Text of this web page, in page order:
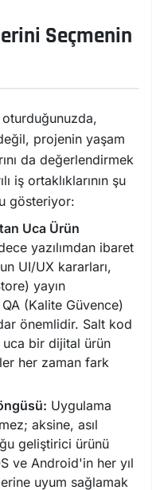
Seçmenin
oturduğunuzda,
projenin yaşam
da değerlendirmek
iş ortaklıklarının şu
gösteriyor:
Uca Ürün
yazılımdan ibaret
UI/UX kararları,
yayın
(Kalite Güvence)
önemlidir. Salt kod
bir dijital ürün
her zaman fark
Uygulama
aksine, asıl
geliştirici ürünü
ve Android'in her yıl
uyum sağlamak